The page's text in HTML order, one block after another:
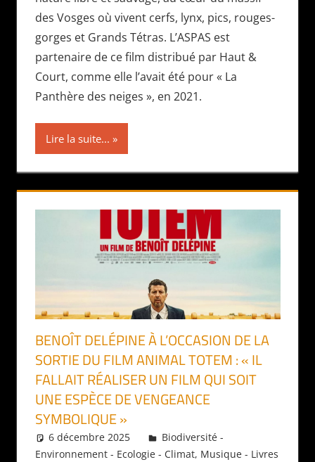
des Vosges où vivent cerfs, lynx, pics, rouges-
gorges et Grands Tétras. L’ASPAS est
partenaire de ce film distribué par Haut &
Court, comme elle l’avait été pour « La
Panthère des neiges », en 2021.
Lire la suite...
BENOÎT DELÉPINE À L’OCCASION DE LA
SORTIE DU FILM ANIMAL TOTEM : « IL
FALLAIT RÉALISER UN FILM QUI SOIT
UNE ESPÈCE DE VENGEANCE
SYMBOLIQUE »
6 décembre 2025 Daniel
Biodiversité -
Environnement - Ecologie - Climat, Musique - Livres